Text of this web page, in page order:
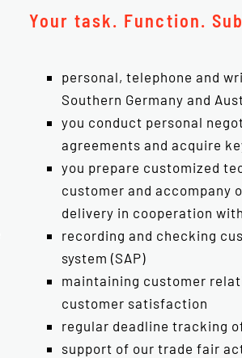
Your task. Function.
personal, telephone and
Southern Germany and
you conduct personal
agreements and acquire
you prepare customized
customer and accompany
delivery in cooperation
recording and checking
system (SAP)
maintaining customer
customer satisfaction
regular deadline tracking
support of our trade fair